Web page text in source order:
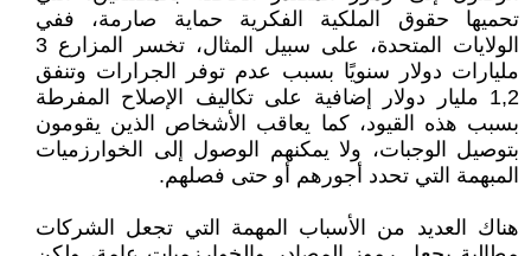
تحميها حقوق الملكية الفكرية حماية صارمة، ففي
الولايات المتحدة، على سبيل المثال، تخسر المزارع 3
مليارات دولار سنويًا بسبب عدم توفر الجرارات وتنفق
1,2 مليار دولار إضافية على تكاليف الإصلاح المفرطة
بسبب هذه القيود، كما يعاقب الأشخاص الذين يقومون
بتوصيل الوجبات، ولا يمكنهم الوصول إلى الخوارزميات
المبهمة التي تحدد أجورهم أو حتى فصلهم.
هناك العديد من الأسباب المهمة التي تجعل الشركات